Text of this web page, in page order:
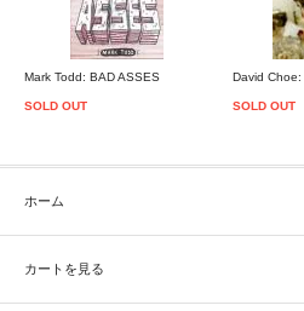
Mark Todd: BAD ASSES
SOLD OUT
David
SOLD OUT
ホーム
カートを見る